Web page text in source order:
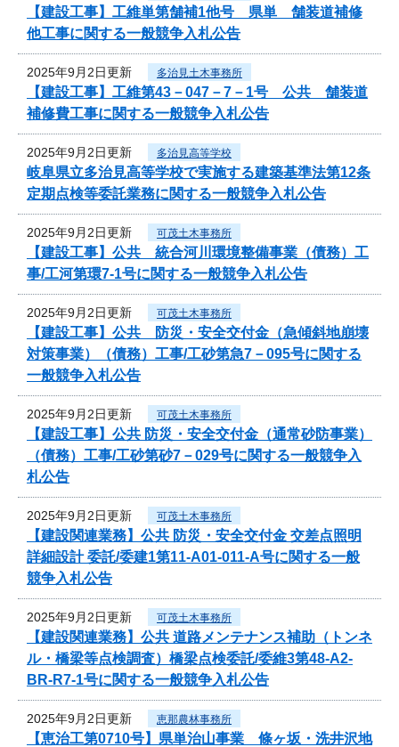
【建設工事】工維単第舗補1他号 県単 舗装道補修
他工事に関する一般競争入札公告
2025年9月2日更新 多治見土木事務所
【建設工事】工維第43－047－7－1号 公共 舗装道
補修費工事に関する一般競争入札公告
2025年9月2日更新 多治見高等学校
岐阜県立多治見高等学校で実施する建築基準法第12条
定期点検等委託業務に関する一般競争入札公告
2025年9月2日更新 可茂土木事務所
【建設工事】公共 統合河川環境整備事業（債務）工
事/工河第環7-1号に関する一般競争入札公告
2025年9月2日更新 可茂土木事務所
【建設工事】公共 防災・安全交付金（急傾斜地崩壊
対策事業）（債務）工事/工砂第急7－095号に関する
一般競争入札公告
2025年9月2日更新 可茂土木事務所
【建設工事】公共 防災・安全交付金（通常砂防事業）
（債務）工事/工砂第砂7－029号に関する一般競争入
札公告
2025年9月2日更新 可茂土木事務所
【建設関連業務】公共 防災・安全交付金 交差点照明
詳細設計 委託/委建1第11-A01-011-A号に関する一般
競争入札公告
2025年9月2日更新 可茂土木事務所
【建設関連業務】公共 道路メンテナンス補助（トンネ
ル・橋梁等点検調査）橋梁点検委託/委維3第48-A2-
BR-R7-1号に関する一般競争入札公告
2025年9月2日更新 恵那農林事務所
【恵治工第0710号】県単治山事業 條ヶ坂・洗井沢地